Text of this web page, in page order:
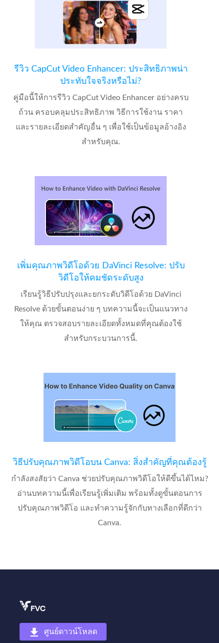
รีวิว CapCut Video Enhancer: ประสิทธิภาพน่า
ประทับใจจริงหรือไม่?
คู่มือนี้ให้การรีวิว CapCut Video Enhancer อย่างครบ
ถ้วน ครอบคลุมประสิทธิภาพ วิธีการใช้งาน ราคา
และรายละเอียดสำคัญอื่น ๆ เพื่อใช้เป็นข้อมูลอ้างอิง
สำหรับคุณ.
เพิ่มคุณภาพวิดีโอด้วย DaVinci Resolve: ปรับ
วิดีโอให้คมชัดระดับสูง
เรียนรู้วิธีปรับปรุงและยกระดับวิดีโอด้วย DaVinci
Resolve ด้วยขั้นตอนง่าย ๆ บทความนี้จะเป็นแนวทาง
ให้คุณ ตรวจสอบรายละเอียดทั้งหมดที่คุณต้องใช้
สำหรับกระบวนการนี้.
วิธีปรับคุณภาพวิดีโอบน Canva: สิ่งสำคัญที่คุณต้องรู้
กำลังสงสัยว่า Canva ช่วยปรับคุณภาพวิดีโอให้ดีขึ้นได้ไหม?
อ่านบทความนี้เพื่อเรียนรู้เพิ่มเติม พร้อมทั้งดูขั้นตอนการ
ปรับคุณภาพวิดีโอ และทำความรู้จักกับทางเลือกที่ดีกว่า
Canva.
ศูนย์ดาวน์โหลด